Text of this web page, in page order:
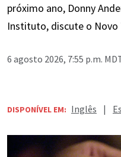
próximo ano, Donny
Instituto, discute o
6 agosto 2026, 7:55 p.m.
DISPONÍVEL EM: Inglês |